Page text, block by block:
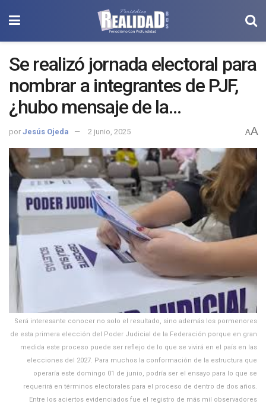
Se realizó jornada electoral para
nombrar a integrantes de PJF,
¿hubo mensaje de la
ciudadanía?
por Jesús Ojeda 2 junio, 2025 AA
Será interesante conocer no solo el resultado, sino además los pormenores
de esta primera elección del Poder Judicial de la Federación porque en gran
medida este proceso puede ser reflejo de lo que se vivirá en el país en las
elecciones del 2027. Para muchos la conformación de la estructura que
operaría este domingo 01 de junio, podría ser el ensayo para lo que se
requerirá en términos electorales para el proceso de dentro de dos años.
Entre los aciertos evidenciados fue el registro de más mil observadores